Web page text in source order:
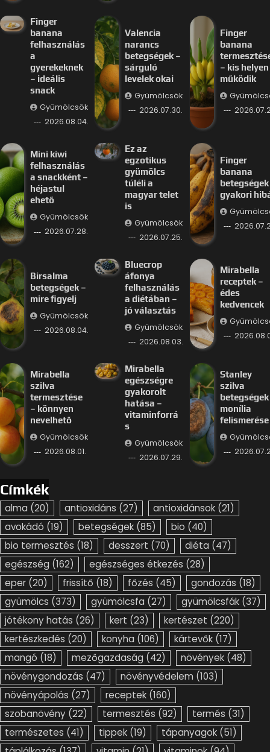
Finger
banana
felhasználás
a
gyerekeknek
– ideális
snack
Gyümölcsök
2026.08.04.
Valencia
narancs
betegségek –
sárguló
levelek okai
Gyümölcsök
2026.07.30.
Finger
banana
– kis
működik
Mini kiwi
felhasználás
a snackként –
héjastul
ehető
Gyümölcsök
2026.07.28.
Ez az
egzotikus
gyümölcs
túléli a
magyar telet
is
Gyümölcsök
2026.07.25.
Finger
banana
betegségek
gyakori
Birsalma
betegségek –
mire figyelj
Gyümölcsök
2026.08.04.
Bluecrop
áfonya
felhasználás
a diétában –
jó választás
Gyümölcsök
2026.08.03.
Mirabella
receptek –
édes
kedvencek
Mirabella
szilva
termesztése
– könnyen
nevelhető
Gyümölcsök
2026.08.01.
Mirabella
egészségre
gyakorolt
hatása –
vitaminforrá
s
Gyümölcsök
2026.07.29.
Stanley
szilva
betegségek
monília
felismerése
Címkék
alma (20) antioxidáns (27) antioxidánsok (21)
avokádó (19) betegségek (85) bio (40)
bio termesztés (18) desszert (70) diéta (47)
egészség (162) egészséges étkezés (28)
eper (20) frissítő (18) főzés (45) gondozás (18)
gyümölcs (373) gyümölcsfa (27) gyümölcsfák (37)
jótékony hatás (26) kert (23) kertészet (220)
kertészkedés (20) konyha (106) kártevők (17)
mangó (18) mezőgazdaság (42) növények (48)
növénygondozás (47) növényvédelem (103)
növényápolás (27) receptek (160)
szobanövény (22) termesztés (92) termés (31)
természetes (41) tippek (19) tápanyagok (51)